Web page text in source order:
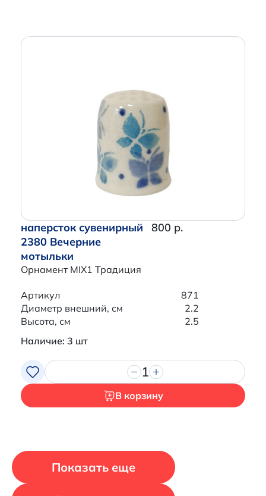
наперсток сувенирный
2380 Вечерние
мотыльки
Орнамент MIX1 Традиция
800 р.
Артикул
871
Диаметр внешний, см
2.2
Высота, см
2.5
Наличие: 3 шт
1
В корзину
Показать еще